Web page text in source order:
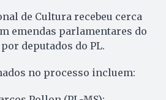
de Cultura recebeu cerca
emendas parlamentares do
deputados do PL.
no processo incluem: